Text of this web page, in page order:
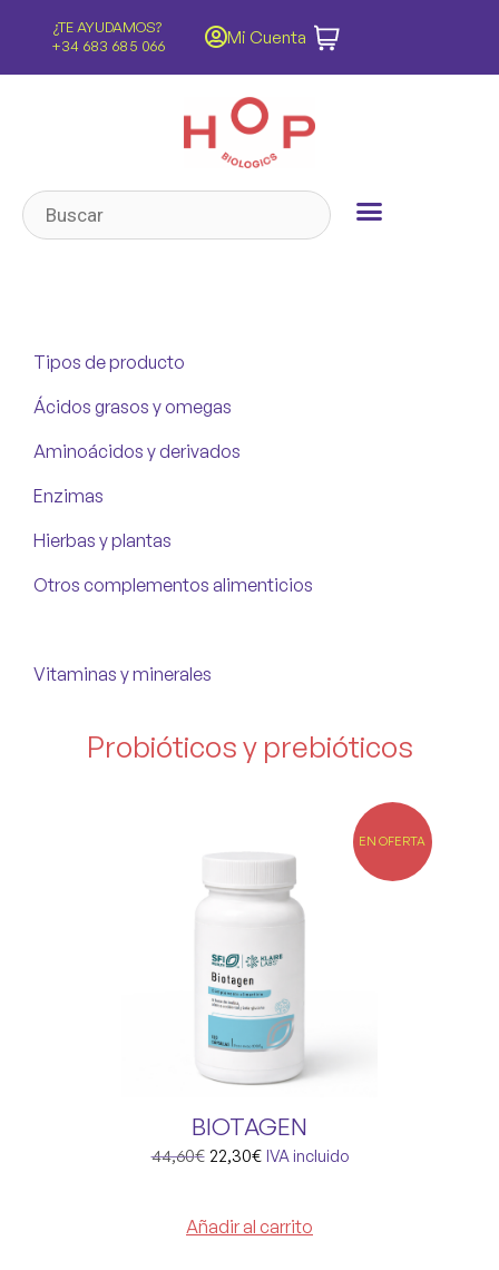
ENVÍOS GRATIS
Península y Baleares
Mi Cuenta
Tipos de producto
Ácidos grasos y omegas
Aminoácidos y derivados
Enzimas
Hierbas y plantas
Otros complementos alimenticios
Vitaminas y minerales
Probióticos y prebióticos
EN OFERTA
BIOTAGEN
44,60€ 22,30€ IVA incluido
Añadir al carrito